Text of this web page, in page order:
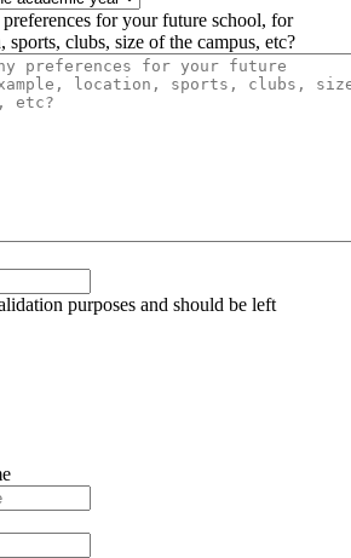
for your future school, for
sports, clubs, size of the campus, etc?
purposes and should be left